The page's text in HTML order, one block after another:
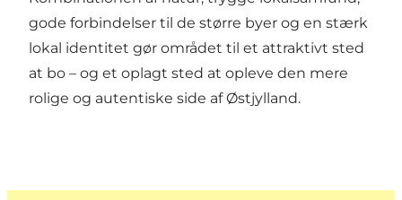
gode forbindelser til de større byer og en stærk
lokal identitet gør området til et attraktivt sted
at bo – og et oplagt sted at opleve den mere
rolige og autentiske side af Østjylland.